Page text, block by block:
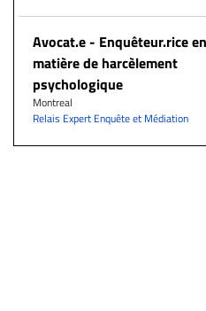
Avocat.e - Enquêteur.rice en
matière de harcèlement
psychologique
Montreal
Relais Expert Enquête et Médiation